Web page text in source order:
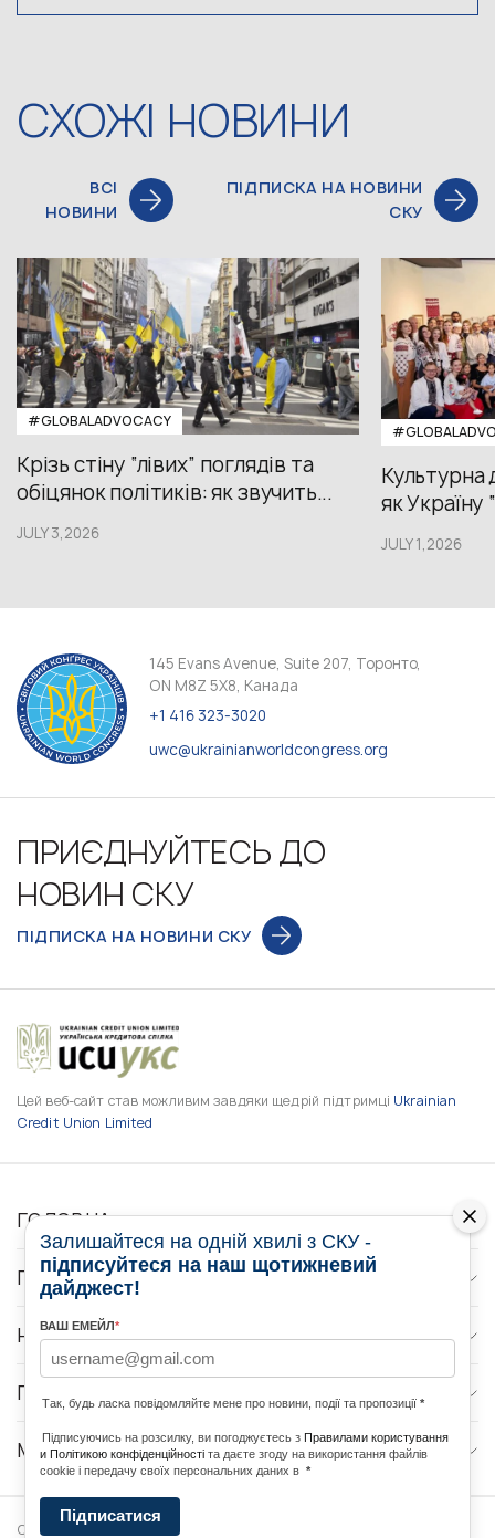
СХОЖІ НОВИНИ
ВСІ
НОВИНИ
ПІДПИСКА НА НОВИНИ
СКУ
#GLOBALADVOCACY
Крізь стіну “лівих” поглядів та
обіцянок політиків: як звучить...
JULY 3,2026
Культурна
як
JULY 1,2026
145 Evans Avenue, Suite 207, Торонто,
ON M8Z 5X8, Канада
+1 416 323-3020
uwc@ukrainianworldcongress.org
ПРИЄДНУЙТЕСЬ ДО
НОВИН СКУ
ПІДПИСКА НА НОВИНИ СКУ
Цей веб-сайт став можливим завдяки щедрій підтримці Ukrainian
Credit Union Limited
ГОЛОВНА
ПРО НАС
НОВИНИ
ПРОГРАМИ
МЕДІА КОНТАКТИ
Copyright © 2026 Ukrainian World
Залишайтеся на одній хвилі з СКУ -
підписуйтеся на наш щотижневий
дайджест!
ВАШ ЕМЕЙЛ*
Так, будь ласка повідомляйте мене про новини, події та пропозиції *
Підписуючись на розсилку, ви погоджуєтесь з Правилами користування
и Політикою конфіденційності та даєте згоду на використання файлів
cookie і передачу своїх персональних даних в *
Підписатися